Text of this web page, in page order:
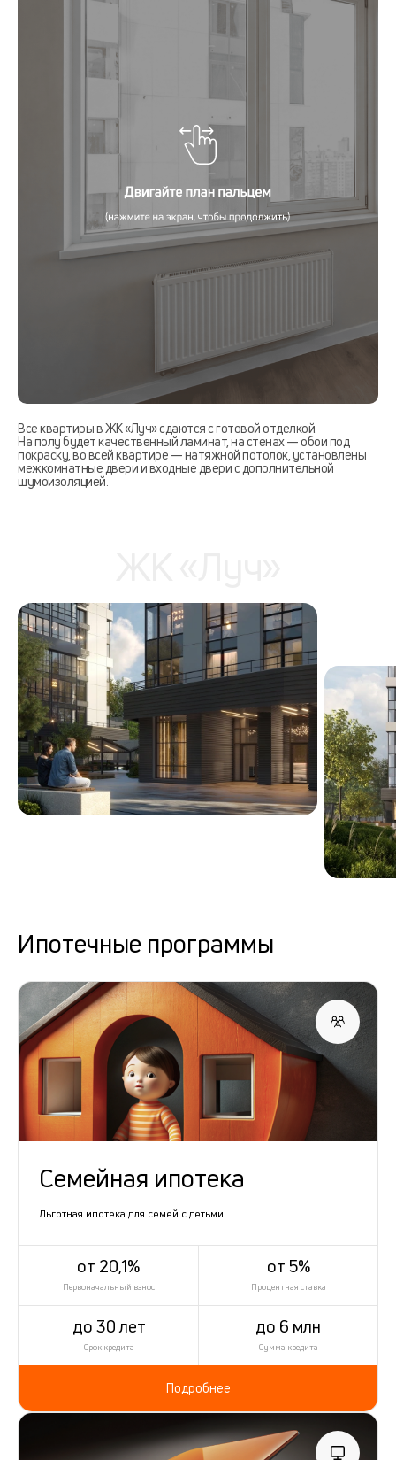
Все квартиры в ЖК «Луч» сдаются с готовой отделкой.
На полу будет качественный ламинат, на стенах — обои под
покраску, во всей квартире — натяжной потолок, установлены
межкомнатные двери и входные двери с дополнительной
шумоизоляцией.
Ипотечные программы
Семейная ипотека
Льготная ипотека для семей с детьми
от 20,1%
Первоначальный взнос
от 5%
Процентная ставка
до 30 лет
Срок кредита
до 6 млн
Сумма кредита
Подробнее